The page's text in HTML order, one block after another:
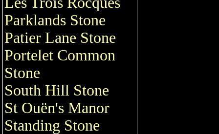
Parklands Stone
Patier Lane Stone
Portelet Common
Stone
South Hill Stone
St Ouën's Manor
Standing Stone